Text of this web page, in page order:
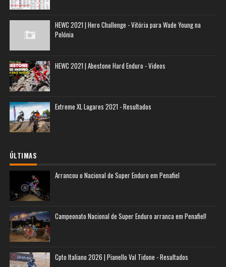
HEWC 2021 | Hero Challenge - Vitória para Wade Young na
Polónia
HEWC 2021 | Abestone Hard Enduro - Videos
Extreme XL Lagares 2021 - Resultados
ÚLTIMAS
Arrancou o Nacional de Super Enduro em Penafiel
Campeonato Nacional de Super Enduro arranca em Penafiel!
Cpto Italiano 2026 | Pianello Val Tidone - Resultados